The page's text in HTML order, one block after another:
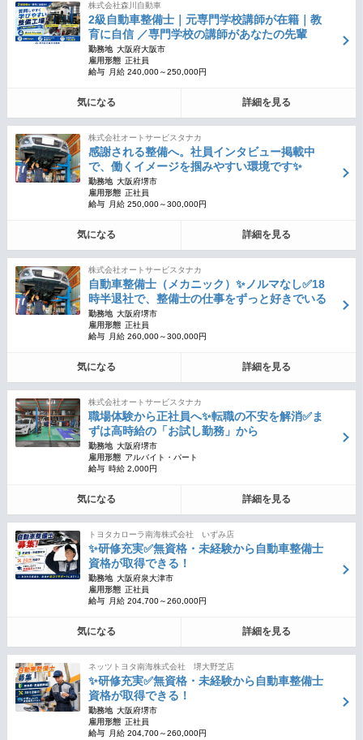
株式会社森川自動車
2級自動車整備士｜元専門学校講師が在籍｜教
育に自信 ／専門学校の講師があなたの先輩
勤務地 大阪府大阪市
雇用形態 正社員
給与
月給 240,000～250,000円
気になる 詳細を見る
株式会社オートサービスタナカ
感謝される整備へ。社員インタビュー掲載中
で、働くイメージを掴みやすい環境です✨
勤務地 大阪府堺市
雇用形態 正社員
給与
月給 250,000～300,000円
気になる 詳細を見る
株式会社オートサービスタナカ
自動車整備士（メカニック）✨ノルマなし✅18
時半退社で、整備士の仕事をずっと好きでいる
勤務地 大阪府堺市
雇用形態 正社員
給与
月給 260,000～300,000円
気になる 詳細を見る
株式会社オートサービスタナカ
職場体験から正社員へ✨転職の不安を解消✅ま
ずは高時給の「お試し勤務」から
勤務地 大阪府堺市
雇用形態 アルバイト・パート
給与 時給 2,000円
気になる 詳細を見る
トヨタカローラ南海株式会社 いずみ店
✨研修充実✅無資格・未経験から自動車整備士
資格が取得できる！
勤務地 大阪府泉大津市
雇用形態 正社員
給与
月給 204,700～260,000円
気になる 詳細を見る
ネッツトヨタ南海株式会社 堺大野芝店
✨研修充実✅無資格・未経験から自動車整備士
資格が取得できる！
勤務地 大阪府堺市
雇用形態 正社員
給与
月給 204,700～260,000円